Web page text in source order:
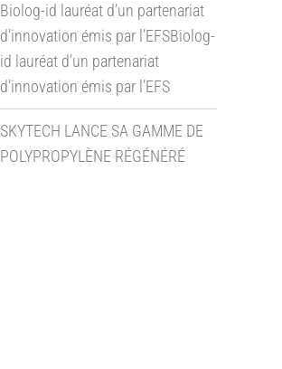
Biolog-id lauréat d’un partenariat
d’innovation émis par l’EFSBiolog-
id lauréat d’un partenariat
d’innovation émis par l’EFS
SKYTECH LANCE SA GAMME DE
POLYPROPYLÈNE RÉGÉNÉRÉ